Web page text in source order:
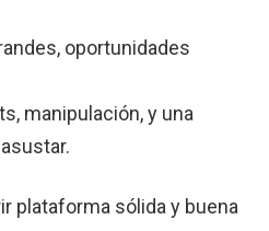
oportunidades
manipulación, y una
plataforma sólida y buena